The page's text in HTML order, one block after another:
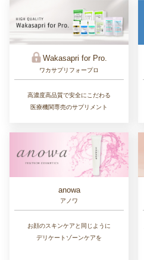
Wakasapri for Pro.
ワカサプリフォープロ
高濃度高品質で安全にこだわる
医療機関専売のサプリメント
anowa
アノワ
お顔のスキンケアと同じように
デリケートゾーンケアを